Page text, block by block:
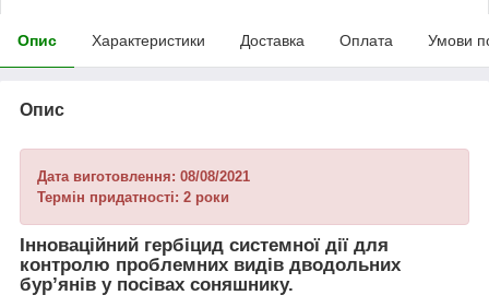
Опис Характеристики Доставка Оплата Умови
Опис
Дата виготовлення: 08/08/2021
Термін придатності: 2 роки
Інноваційний гербіцид системної дії для
контролю проблемних видів дводольних
бур’янів у посівах соняшнику.